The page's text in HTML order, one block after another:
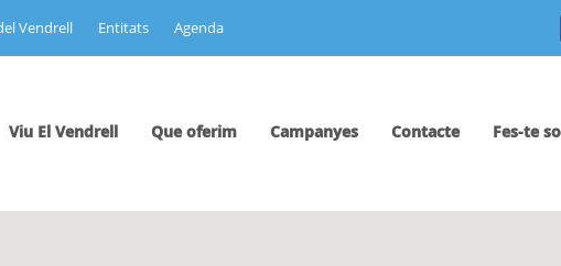
Vendrell Entitats Agenda
Viu El Vendrell Que oferim Campanyes Contacte Fes-te